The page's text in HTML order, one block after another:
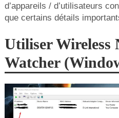
d’appareils / d’utilisateurs
que certains détails
Utiliser Wireless
Watcher